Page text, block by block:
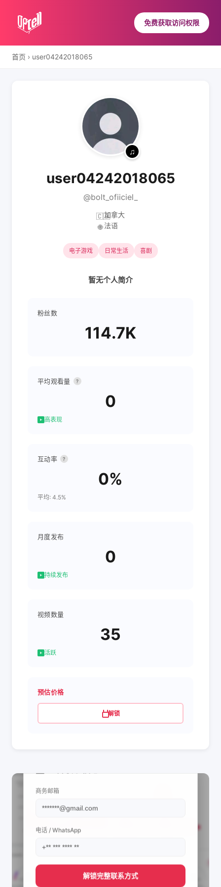
免费获取访问权限
首页 › user04242018065
user04242018065
@bolt_ofiiciel_
🇨🇦加拿大
🌐 法语
电子游戏 日常生活 喜剧
暂无个人简介
粉丝数
114.7K
平均观看量 ?
0
高表现
互动率 ?
0%
平均: 4.5%
月度发布
0
持续发布
视频数量
35
活跃
预估价格
解锁
商务邮箱
电话 / WhatsApp
解锁完整联系方式